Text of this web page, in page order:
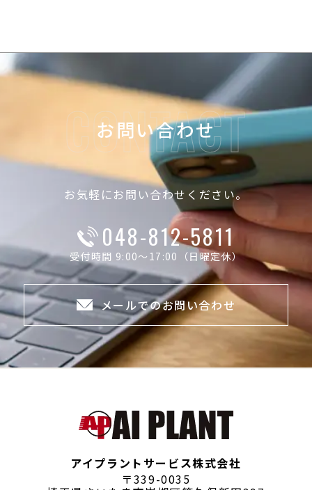
お問い合わせ
お気軽にお問い合わせください。
048-812-5811
受付時間 9:00～17:00（日曜定休）
メールでのお問い合わせ
アイプラントサービス株式会社
〒339-0035